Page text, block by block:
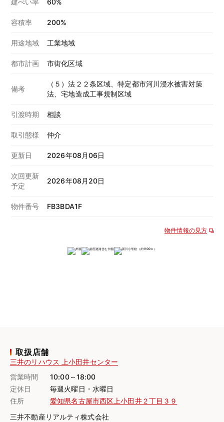
建ぺい率 60%
容積率 200%
用途地域 工業地域
都市計画 市街化区域
備考
（５）法２２条区域、特定都市河川浸水被害対策
法、宅地造成工事規制区域
引渡時期 相談
取引態様 仲介
更新日 2026年08月06日
次回更新
予定
2026年08月20日
物件番号 FB3BDA1F
物件情報の見方
取扱店舗
三井のリハウス 上小田井センター
営業時間
10:00～18:00
定休日
毎週火曜日・水曜日
住所
愛知県名古屋市西区上小田井２丁目３９
三井不動産リアルティ株式会社